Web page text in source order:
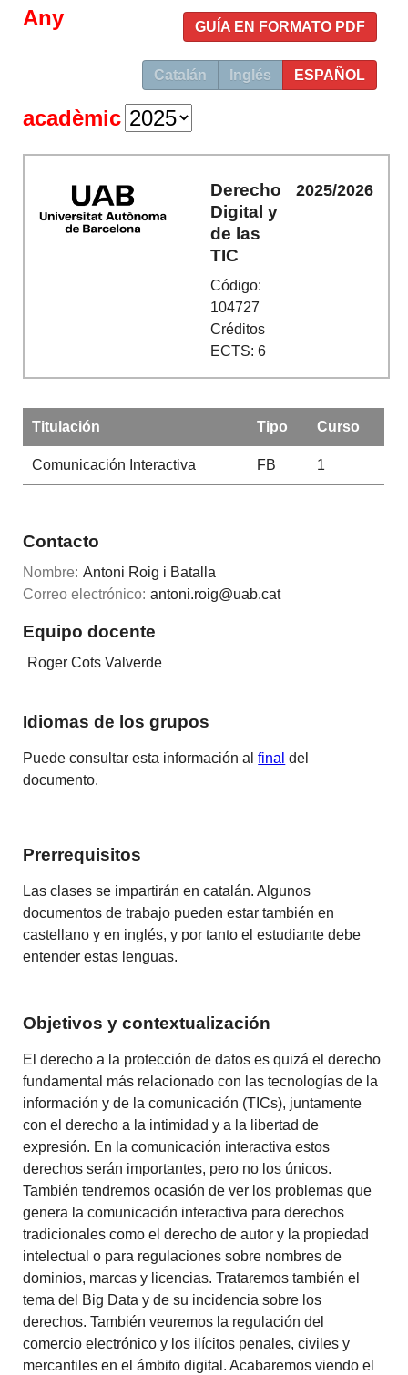
GUÍA EN FORMATO PDF
Catalán Inglés ESPAÑOL
Any
acadèmic
Derecho
Digital y
de las
TIC
Código:
104727
Créditos
ECTS: 6
2025/2026
Titulación Tipo Curso
Comunicación Interactiva FB 1
Contacto
Nombre: Antoni Roig i Batalla
Correo electrónico: antoni.roig@uab.cat
Equipo docente
Roger Cots Valverde
Idiomas de los grupos
Puede consultar esta información alfinal del
documento.
Prerrequisitos
Las clases se impartirán en catalán. Algunos
documentos de trabajo pueden estar también en
castellano y en inglés, y por tanto el estudiante debe
entender estas lenguas.
Objetivos y contextualización
El derecho a la protección de datos es quizá el derecho
fundamental más relacionado con las tecnologías de la
información y de la comunicación (TICs), juntamente
con el derecho a la intimidad y a la libertad de
expresión. En la comunicación interactiva estos
derechos serán importantes, pero no los únicos.
También tendremos ocasión de ver los problemas que
genera la comunicación interactiva para derechos
tradicionales como el derecho de autor y la propiedad
intelectual o para regulaciones sobre nombres de
dominios, marcas y licencias. Trataremos también el
tema del Big Data y de su incidencia sobre los
derechos. También veuremos la regulación del
comercio electrónico y los ilícitos penales, civiles y
mercantiles en el ámbito digital. Acabaremos viendo el